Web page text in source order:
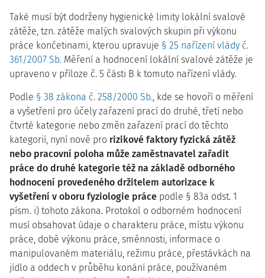
Také musí být dodrženy hygienické limity lokální svalové
zátěže, tzn. zátěže malých svalových skupin při výkonu
práce končetinami, kterou upravuje § 25 nařízení vlády č.
361/2007 Sb. Měření a hodnocení lokální svalové zátěže je
upraveno v příloze č. 5 části B k tomuto nařízení vlády.
Podle § 38 zákona č. 258/2000 Sb., kde se hovoří o měření
a vyšetření pro účely zařazení prací do druhé, třetí nebo
čtvrté kategorie nebo změn zařazení prací do těchto
kategorií, nyní nově pro rizikové faktory fyzická zátěž
nebo pracovní poloha může zaměstnavatel zařadit
práce do druhé kategorie též na základě odborného
hodnocení provedeného držitelem autorizace k
vyšetření v oboru fyziologie práce podle § 83a odst. 1
písm. i) tohoto zákona. Protokol o odborném hodnocení
musí obsahovat údaje o charakteru práce, místu výkonu
práce, době výkonu práce, směnnosti, informace o
manipulovaném materiálu, režimu práce, přestávkách na
jídlo a oddech v průběhu konání práce, používaném